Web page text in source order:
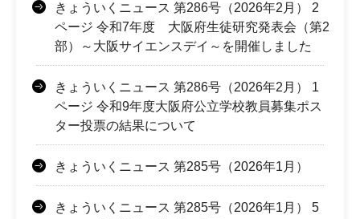
きょういくニュース 第286号（2026年2月） 2
ページ 令和7年度 大阪府生徒研究発表会（第2
部）～大阪サイエンスデイ～を開催しました
きょういくニュース 第286号（2026年2月） 1
ページ 令和9年度大阪府公立学校教員募集ポス
ター投票の結果について
きょういくニュース 第285号（2026年1月）
きょういくニュース 第285号（2026年1月） 5